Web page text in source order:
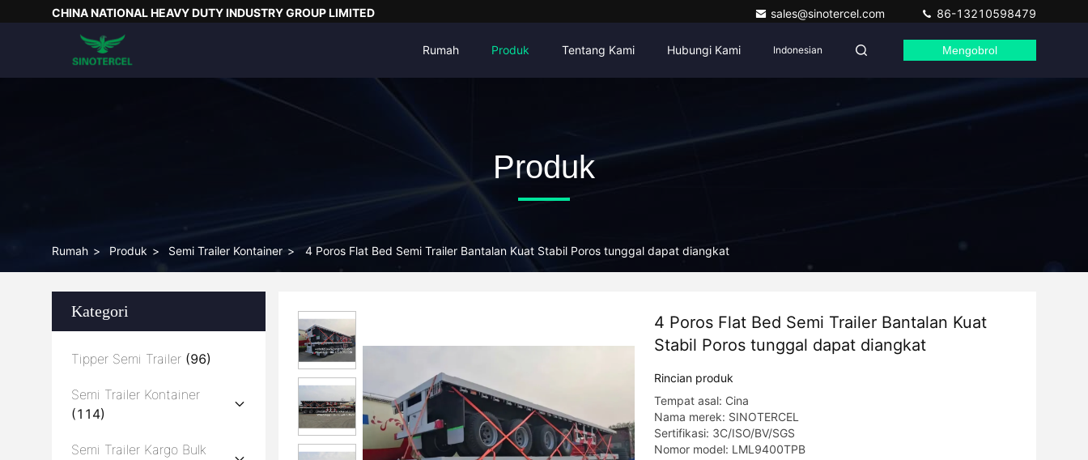
CHINA NATIONAL HEAVY DUTY INDUSTRY GROUP LIMITED sales@sinotercel.com 86-13210598479
Rumah Produk Tentang Kami Hubungi Kami Indonesian Mengobrol
Produk
Rumah > Produk > Semi Trailer Kontainer > 4 Poros Flat Bed Semi Trailer Bantalan Kuat Stabil Poros tunggal dapat diangkat
Kategori
Tipper Semi Trailer (96)
Semi Trailer Kontainer
(114)
Semi Trailer Kargo Bulk
4 Poros Flat Bed Semi Trailer Bantalan Kuat
Stabil Poros tunggal dapat diangkat
Rincian produk
Tempat asal: Cina
Nama merek: SINOTERCEL
Sertifikasi: 3C/ISO/BV/SGS
Nomor model: LML9400TPB